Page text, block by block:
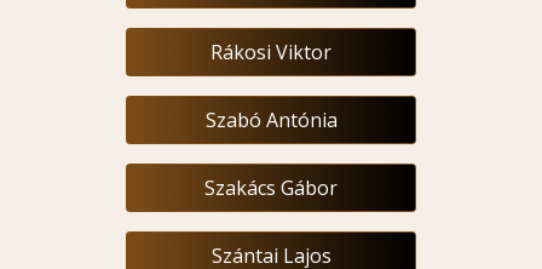
Rákosi Viktor
Szabó Antónia
Szakács Gábor
Szántai Lajos